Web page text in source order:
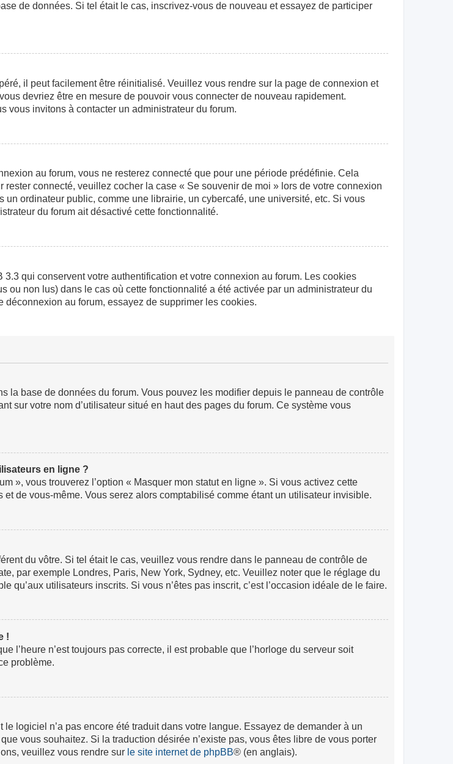
de données. Si tel était le cas, inscrivez-vous de nouveau et essayez de participer
il peut facilement être réinitialisé. Veuillez vous rendre sur la page de connexion et
devriez être en mesure de pouvoir vous connecter de nouveau rapidement.
vous invitons à contacter un administrateur du forum.
au forum, vous ne resterez connecté que pour une période prédéfinie. Cela
rester connecté, veuillez cocher la case « Se souvenir de moi » lors de votre connexion
ordinateur public, comme une librairie, un cybercafé, une université, etc. Si vous
du forum ait désactivé cette fonctionnalité.
qui conservent votre authentification et votre connexion au forum. Les cookies
ou non lus) dans le cas où cette fonctionnalité a été activée par un administrateur du
au forum, essayez de supprimer les cookies.
la base de données du forum. Vous pouvez les modifier depuis le panneau de contrôle
sur votre nom d’utilisateur situé en haut des pages du forum. Ce système vous
en ligne ?
», vous trouverez l’option « Masquer mon statut en ligne ». Si vous activez cette
de vous-même. Vous serez alors comptabilisé comme étant un utilisateur invisible.
du vôtre. Si tel était le cas, veuillez vous rendre dans le panneau de contrôle de
par exemple Londres, Paris, New York, Sydney, etc. Veuillez noter que le réglage du
qu’aux utilisateurs inscrits. Si vous n’êtes pas inscrit, c’est l’occasion idéale de le faire.
!
l’heure n’est toujours pas correcte, il est probable que l’horloge du serveur soit
problème.
logiciel n’a pas encore été traduit dans votre langue. Essayez de demander à un
vous souhaitez. Si la traduction désirée n’existe pas, vous êtes libre de vous porter
veuillez vous rendre sur le site internet de phpBB® (en anglais).